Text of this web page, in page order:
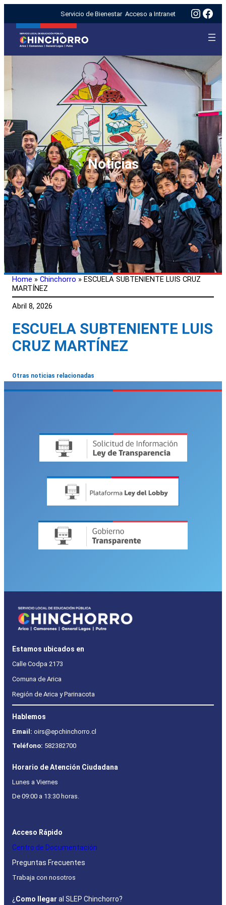
Servicio de Bienestar Acceso a Intranet
Noticias
Home » Chinchorro » ESCUELA SUBTENIENTE LUIS CRUZ
MARTÍNEZ
Abril 8, 2026
ESCUELA SUBTENIENTE LUIS
CRUZ MARTÍNEZ
Otras noticias relacionadas
Estamos ubicados en
Calle Codpa 2173
Comuna de Arica
Región de Arica y Parinacota
Hablemos
Email: oirs@epchinchorro.cl
Teléfono: 582382700
Horario de Atención Ciudadana
Lunes a Viernes
De 09:00 a 13:30 horas.
Acceso Rápido
Centro de Documentación
Preguntas Frecuentes
Trabaja con nosotros
¿ Como llegar al SLEP Chinchorro?